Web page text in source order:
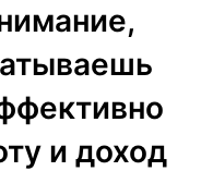
и доход